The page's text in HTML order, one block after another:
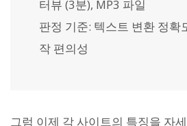
터뷰 (3분), MP3 파일
판정 기준: 텍스트 변환 정확
작 편의성
그럼 이제 각 사이트의 특징을 자